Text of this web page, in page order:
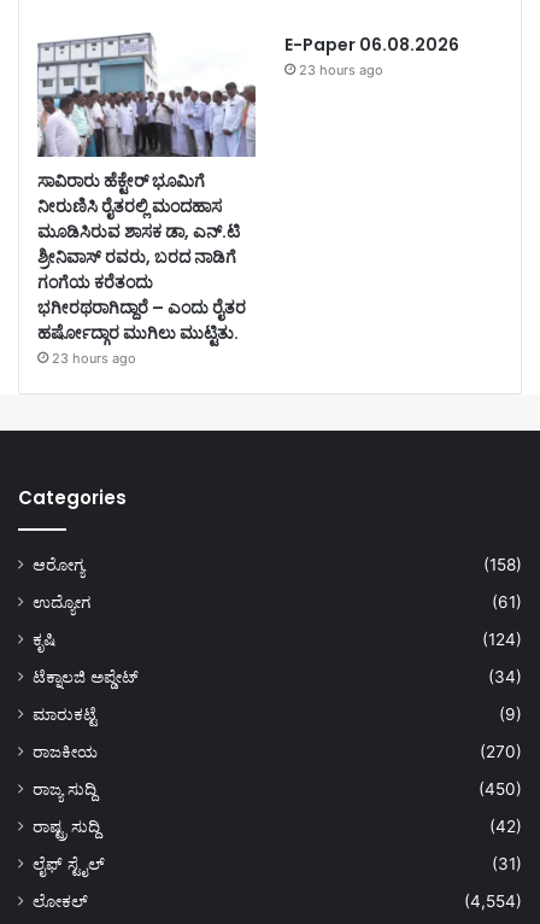
ಸಾವಿರಾರು ಹೆಕ್ಟೇರ್ ಭೂಮಿಗೆ
ನೀರುಣಿಸಿ ರೈತರಲ್ಲಿ ಮಂದಹಾಸ
ಮೂಡಿಸಿರುವ ಶಾಸಕ ಡಾ, ಎನ್.ಟಿ
ಶ್ರೀನಿವಾಸ್ ರವರು, ಬರದ ನಾಡಿಗೆ
ಗಂಗೆಯ ಕರೆತಂದು
ಭಗೀರಥರಾಗಿದ್ದಾರೆ – ಎಂದು ರೈತರ
ಹರ್ಷೋದ್ಗಾರ ಮುಗಿಲು ಮುಟ್ಟಿತು.
23 hours ago
E-Paper 06.08.2026
23 hours ago
Categories
ಆರೋಗ್ಯ
(158)
ಉದ್ಯೋಗ
(61)
ಕೃಷಿ
(124)
ಟೆಕ್ನಾಲಜಿ ಅಪ್ಡೇಟ್
(34)
ಮಾರುಕಟ್ಟೆ
(9)
ರಾಜಕೀಯ
(270)
ರಾಜ್ಯ ಸುದ್ದಿ
(450)
ರಾಷ್ಟ್ರ ಸುದ್ದಿ
(42)
ಲೈಫ್ ಸ್ಟೈಲ್
(31)
ಲೋಕಲ್
(4,554)